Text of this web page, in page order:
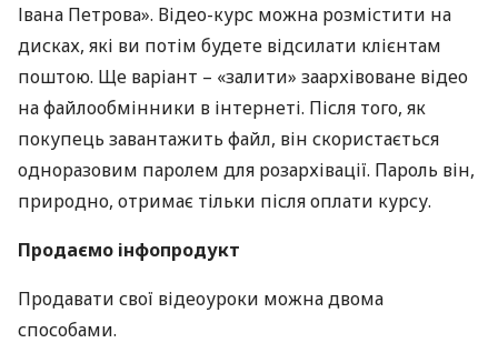
Івана Петрова». Відео-курс можна розмістити на
дисках, які ви потім будете відсилати клієнтам
поштою. Ще варіант – «залити» заархівоване відео
на файлообмінники в інтернеті. Після того, як
покупець завантажить файл, він скористається
одноразовим паролем для розархівації. Пароль він,
природно, отримає тільки після оплати курсу.
Продаємо інфопродукт
Продавати свої відеоуроки можна двома
способами.